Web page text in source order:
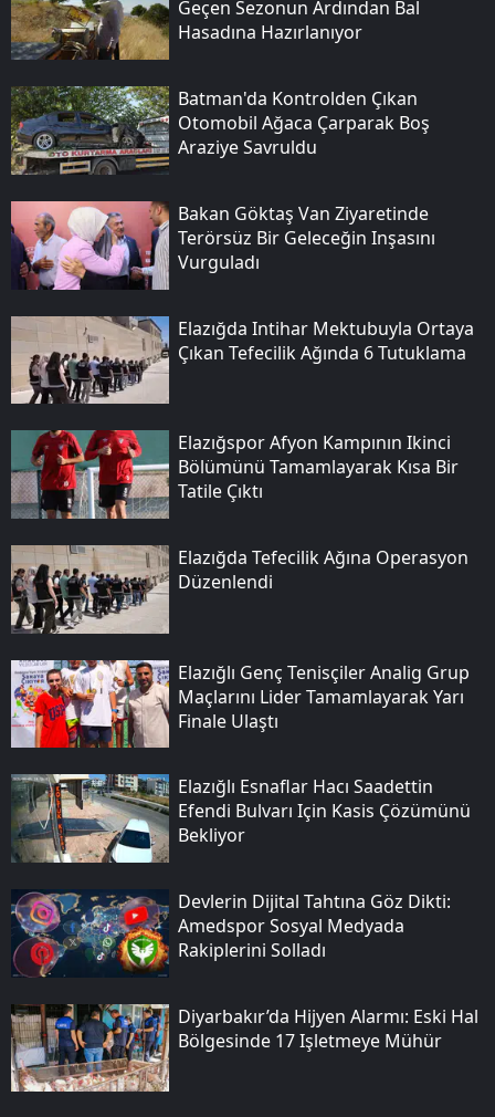
Geçen Sezonun Ardından Bal
Hasadına Hazırlanıyor
Batman'da Kontrolden Çıkan
Otomobil Ağaca Çarparak Boş
Araziye Savruldu
Bakan Göktaş Van Ziyaretinde
Terörsüz Bir Geleceğin Inşasını
Vurguladı
Elazığda Intihar Mektubuyla Ortaya
Çıkan Tefecilik Ağında 6 Tutuklama
Elazığspor Afyon Kampının Ikinci
Bölümünü Tamamlayarak Kısa Bir
Tatile Çıktı
Elazığda Tefecilik Ağına Operasyon
Düzenlendi
Elazığlı Genç Tenisçiler Anali̇g Grup
Maçlarını Lider Tamamlayarak Yarı
Finale Ulaştı
Elazığlı Esnaflar Hacı Saadettin
Efendi Bulvarı Için Kasis Çözümünü
Bekliyor
Devlerin Dijital Tahtına Göz Dikti:
Amedspor Sosyal Medyada
Rakiplerini Solladı
Diyarbakır’da Hijyen Alarmı: Eski Hal
Bölgesinde 17 Işletmeye Mühür